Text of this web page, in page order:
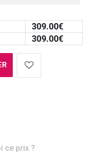
309.00€
309.00€
ce prix ?